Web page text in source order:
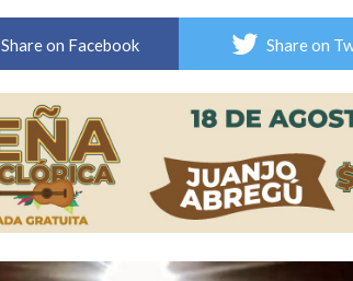
Distinguieron a Ramiro Maldonado, el campeón
Share on Facebook Share on